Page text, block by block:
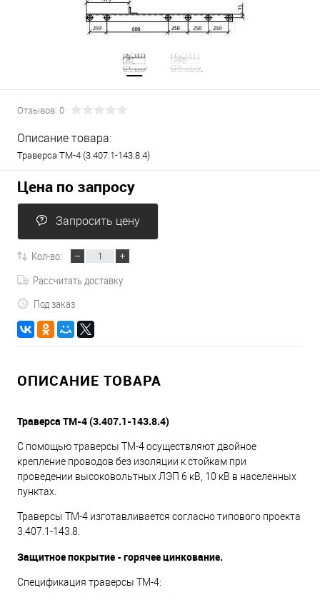
Отзывов: 0
Описание товара:
Траверса ТМ-4 (3.407.1-143.8.4)
Цена по запросу
Запросить цену
Кол-во:
Рассчитать доставку
Под заказ
ОПИСАНИЕ ТОВАРА
Траверса ТМ-4 (3.407.1-143.8.4)
С помощью траверсы ТМ-4 осуществляют двойное
крепление проводов без изоляции к стойкам при
проведении высоковольтных ЛЭП 6 кВ, 10 кВ в населенных
пунктах.
Траверсы ТМ-4 изготавливается согласно типового проекта
3.407.1-143.8.
Защитное покрытие - горячее цинкование.
Спецификация траверсы ТМ-4: